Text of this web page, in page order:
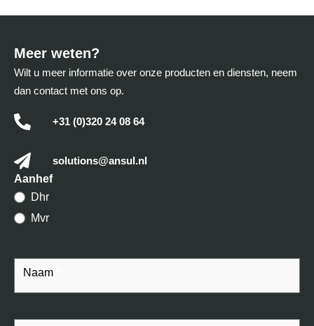
Meer weten?
Wilt u meer informatie over onze producten en diensten, neem
dan contact met ons op.
+31 (0)320 24 08 64
solutions@ansul.nl
Contact
Aanhef
Dhr
Mvr
Naam